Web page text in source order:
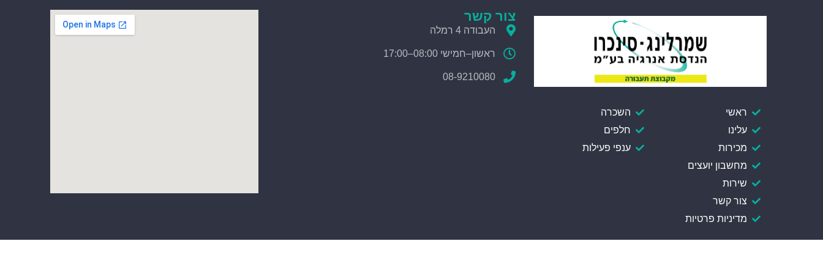
ראשי
עלינו
מכירות
מחשבון יועצים
שירות
צור קשר
מדיניות פרטיות
השכרה
חלפים
ענפי פעילות
צור קשר
העבודה 4 רמלה
ראשון–חמישי 08:00–17:00
08-9210080